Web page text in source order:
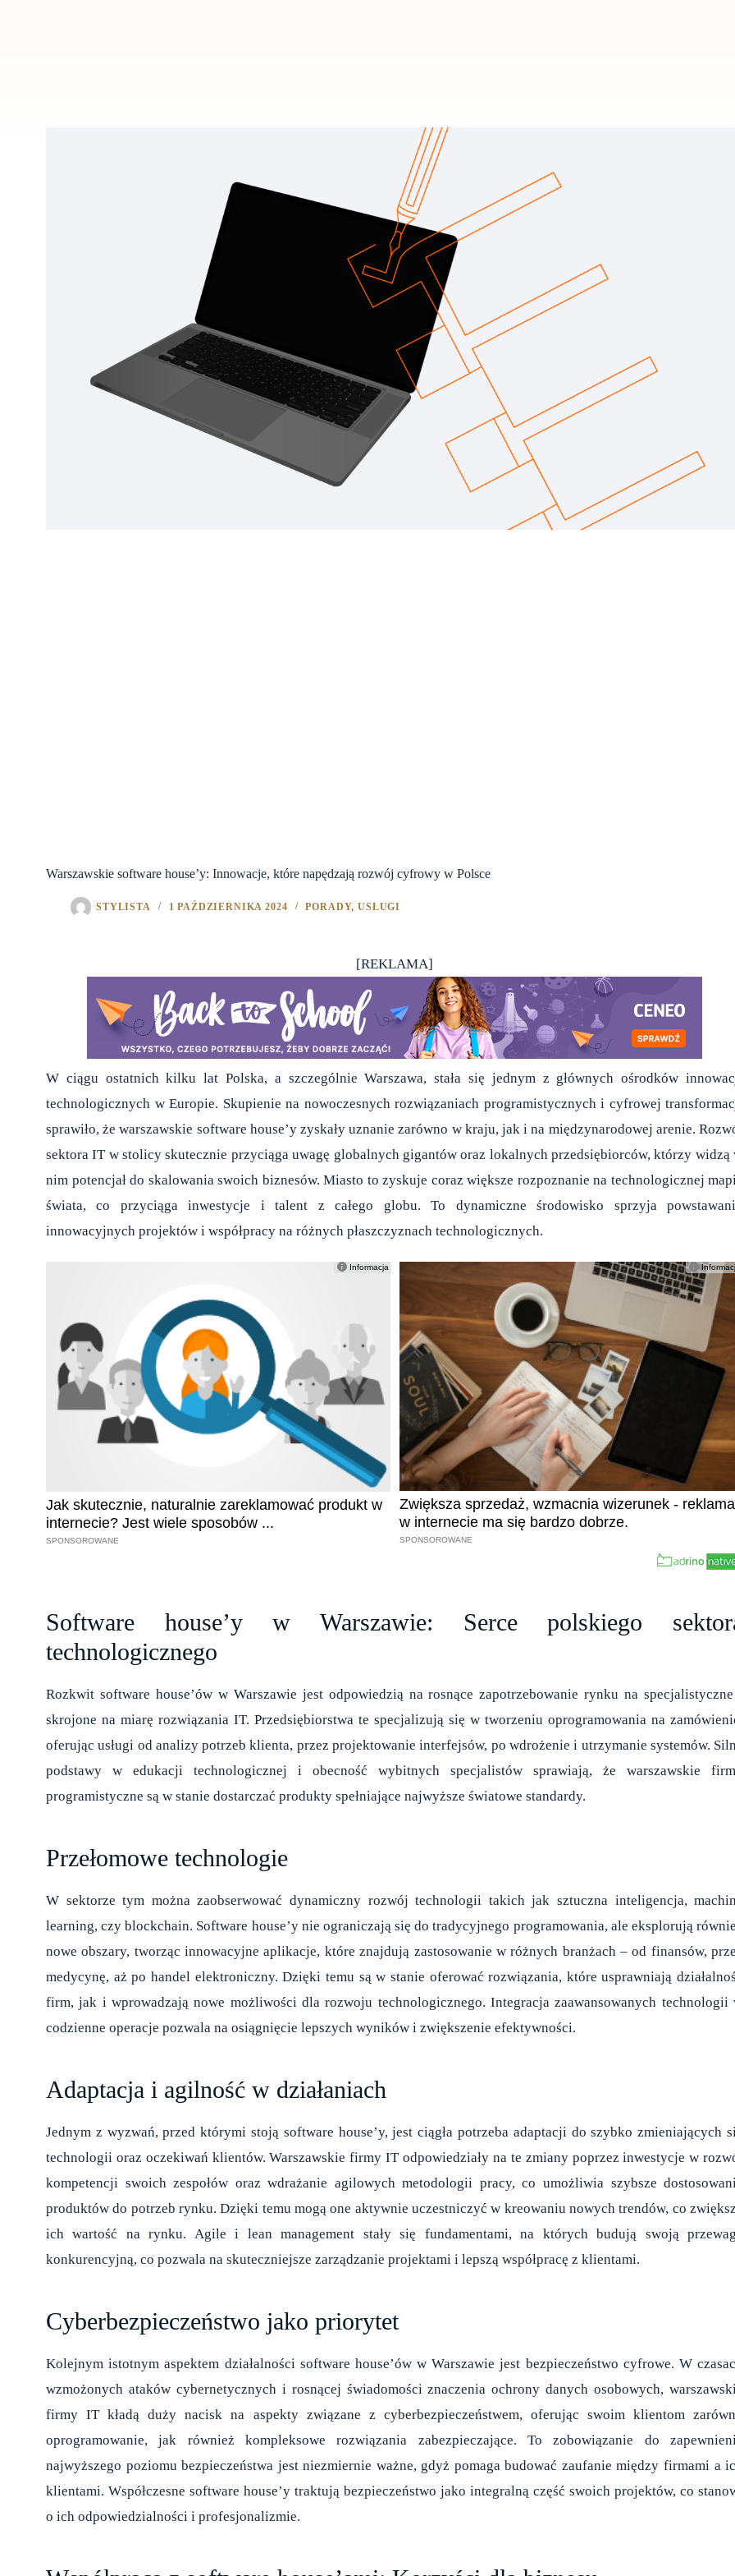
Warszawskie software house’y: Innowacje, które napędzają rozwój cyfrowy w Polsce
STYLISTA 1 PAŹDZIERNIKA 2024 PORADY,USŁUGI
[REKLAMA]
W ciągu ostatnich kilku lat Polska, a szczególnie Warszawa, stała się jednym z głównych ośrodków
technologicznych w Europie. Skupienie na nowoczesnych rozwiązaniach programistycznych i cyfrowej
sprawiło, że warszawskie software house’y zyskały uznanie zarówno w kraju, jak i na międzynarodowej arenie.
sektora IT w stolicy skutecznie przyciąga uwagę globalnych gigantów oraz lokalnych przedsiębiorców, którzy widzą
nim potencjał do skalowania swoich biznesów. Miasto to zyskuje coraz większe rozpoznanie na technologicznej
świata, co przyciąga inwestycje i talent z całego globu. To dynamiczne środowisko sprzyja
innowacyjnych projektów i współpracy na różnych płaszczyznach technologicznych.
Software house’y w Warszawie: Serce polskiego
technologicznego
Rozkwit software house’ów w Warszawie jest odpowiedzią na rosnące zapotrzebowanie rynku na
skrojone na miarę rozwiązania IT. Przedsiębiorstwa te specjalizują się w tworzeniu oprogramowania na
oferując usługi od analizy potrzeb klienta, przez projektowanie interfejsów, po wdrożenie i utrzymanie systemów.
podstawy w edukacji technologicznej i obecność wybitnych specjalistów sprawiają, że warszawskie
programistyczne są w stanie dostarczać produkty spełniające najwyższe światowe standardy.
Przełomowe technologie
W sektorze tym można zaobserwować dynamiczny rozwój technologii takich jak sztuczna inteligencja,
learning, czy blockchain. Software house’y nie ograniczają się do tradycyjnego programowania, ale eksplorują
nowe obszary, tworząc innowacyjne aplikacje, które znajdują zastosowanie w różnych branżach – od finansów,
medycynę, aż po handel elektroniczny. Dzięki temu są w stanie oferować rozwiązania, które usprawniają
firm, jak i wprowadzają nowe możliwości dla rozwoju technologicznego. Integracja zaawansowanych technologii
codzienne operacje pozwala na osiągnięcie lepszych wyników i zwiększenie efektywności.
Adaptacja i agilność w działaniach
Jednym z wyzwań, przed którymi stoją software house’y, jest ciągła potrzeba adaptacji do szybko zmieniających
technologii oraz oczekiwań klientów. Warszawskie firmy IT odpowiedziały na te zmiany poprzez inwestycje w
kompetencji swoich zespołów oraz wdrażanie agilowych metodologii pracy, co umożliwia szybsze
produktów do potrzeb rynku. Dzięki temu mogą one aktywnie uczestniczyć w kreowaniu nowych trendów, co
ich wartość na rynku. Agile i lean management stały się fundamentami, na których budują swoją
konkurencyjną, co pozwala na skuteczniejsze zarządzanie projektami i lepszą współpracę z klientami.
Cyberbezpieczeństwo jako priorytet
Kolejnym istotnym aspektem działalności software house’ów w Warszawie jest bezpieczeństwo cyfrowe. W
wzmożonych ataków cybernetycznych i rosnącej świadomości znaczenia ochrony danych osobowych,
firmy IT kładą duży nacisk na aspekty związane z cyberbezpieczeństwem, oferując swoim klientom
oprogramowanie, jak również kompleksowe rozwiązania zabezpieczające. To zobowiązanie do
najwyższego poziomu bezpieczeństwa jest niezmiernie ważne, gdyż pomaga budować zaufanie między firmami a
klientami. Współczesne software house’y traktują bezpieczeństwo jako integralną część swoich projektów, co
o ich odpowiedzialności i profesjonalizmie.